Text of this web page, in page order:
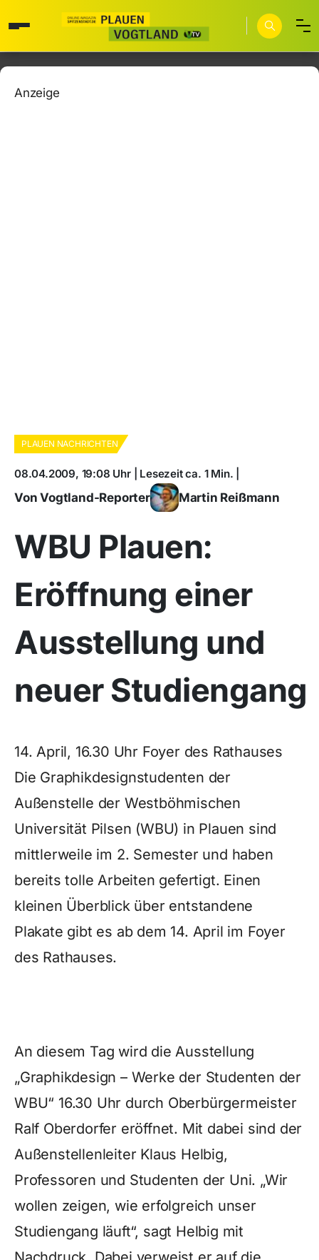
Anzeige
PLAUEN NACHRICHTEN
08.04.2009, 19:08 Uhr | Lesezeit ca. 1 Min. |
Von Vogtland-Reporter Martin Reißmann
WBU Plauen:
Eröffnung einer
Ausstellung und
neuer Studiengang
14. April, 16.30 Uhr Foyer des Rathauses
Die Graphikdesignstudenten der
Außenstelle der Westböhmischen
Universität Pilsen (WBU) in Plauen sind
mittlerweile im 2. Semester und haben
bereits tolle Arbeiten gefertigt. Einen
kleinen Überblick über entstandene
Plakate gibt es ab dem 14. April im Foyer
des Rathauses.
An diesem Tag wird die Ausstellung
„Graphikdesign – Werke der Studenten der
WBU“ 16.30 Uhr durch Oberbürgermeister
Ralf Oberdorfer eröffnet. Mit dabei sind der
Außenstellenleiter Klaus Helbig,
Professoren und Studenten der Uni. „Wir
wollen zeigen, wie erfolgreich unser
Studiengang läuft“, sagt Helbig mit